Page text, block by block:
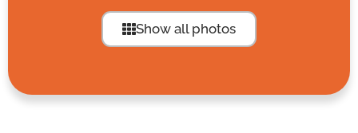
Show all photos